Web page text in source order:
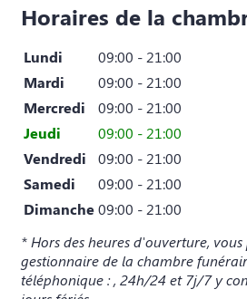
Horaires de la
Lundi
09:00 - 21:00
Mardi
09:00 - 21:00
Mercredi
09:00 - 21:00
Jeudi
09:00 - 21:00
Vendredi
09:00 - 21:00
Samedi
09:00 - 21:00
Dimanche 09:00 - 21:00
* Hors des heures d'ouverture,
gestionnaire de la chambre
téléphonique : , 24h/24 et 7j/7 y